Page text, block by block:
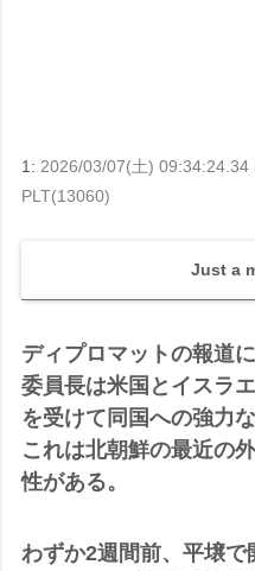
1: 2026/03/07(土)
PLT(13060)
Just a
ディプロマットの報道
委員長は米国とイスラ
を受けて同国への強力
これは北朝鮮の最近の
性がある。
わずか2週間前、平壌